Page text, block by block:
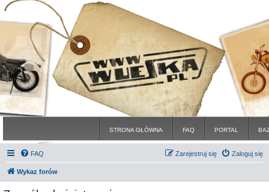
STRONA GŁÓWNA FAQ PORTAL
FAQ Zaloguj się
Zarejestruj się
Wykaz forów